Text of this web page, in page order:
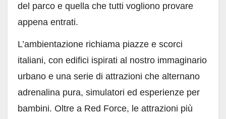
del parco e quella che tutti vogliono provare
appena entrati.
L’ambientazione richiama piazze e scorci
italiani, con edifici ispirati al nostro immaginario
urbano e una serie di attrazioni che alternano
adrenalina pura, simulatori ed esperienze per
bambini. Oltre a Red Force, le attrazioni più